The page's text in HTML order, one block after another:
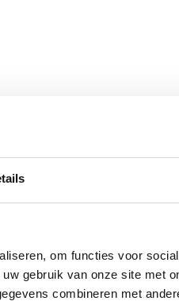
om functies voor
gebruik van onze site met
combineren met